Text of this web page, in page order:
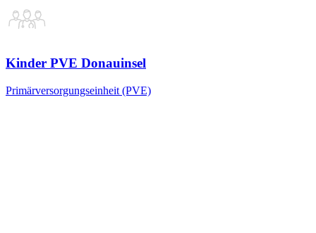
Kinder PVE Donauinsel
Primärversorgungseinheit (PVE)